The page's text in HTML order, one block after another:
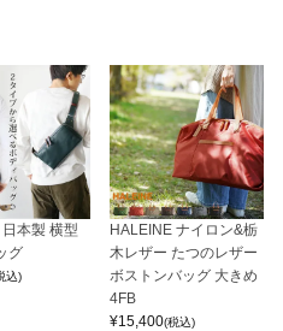
本製 横型
グ
込)
HALEINE ナイロン&栃
木レザー たつのレザー
ボストンバッグ 大きめ
4FB
¥15,400(税込)